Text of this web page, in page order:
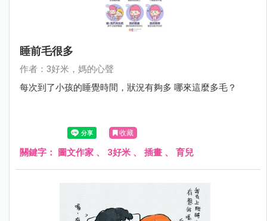
睡前毛很多
作者：3好米，媽的心聲
每次到了小孩的睡覺時間，狀況有夠多 哪來這麼多毛？
收藏
關鍵字： 圖文作家 、 3好米 、 插畫 、 育兒